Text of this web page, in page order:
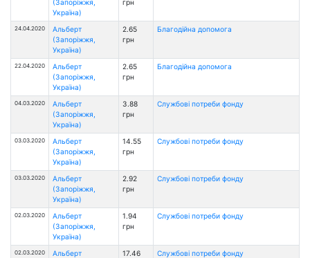
(Запоріжжя,
Україна)
грн
24.04.2020
Альберт
(Запоріжжя,
Україна)
2.65
грн
Благодійна допомога
22.04.2020
Альберт
(Запоріжжя,
Україна)
2.65
грн
Благодійна допомога
04.03.2020
Альберт
(Запоріжжя,
Україна)
3.88
грн
Службові потреби фонду
03.03.2020
Альберт
(Запоріжжя,
Україна)
14.55
грн
Службові потреби фонду
03.03.2020
Альберт
(Запоріжжя,
Україна)
2.92
грн
Службові потреби фонду
02.03.2020
Альберт
(Запоріжжя,
Україна)
1.94
грн
Службові потреби фонду
02.03.2020
Альберт
17.46
Службові потреби фонду